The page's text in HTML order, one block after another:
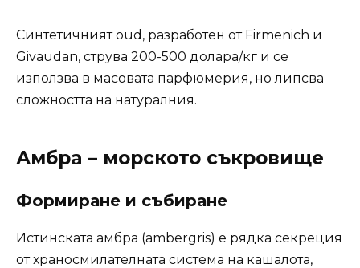
Синтетичният oud, разработен от Firmenich и
Givaudan, струва 200-500 долара/кг и се
използва в масовата парфюмерия, но липсва
сложността на натуралния.
Амбра – морското съкровище
Формиране и събиране
Истинската амбра (ambergris) е рядка секреция
от храносмилателната система на кашалота,